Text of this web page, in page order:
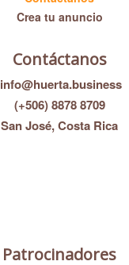
Crea tu anuncio
Contáctanos
info@huerta.business
(+506) 8878 8709
San José, Costa Rica
Patrocinadores